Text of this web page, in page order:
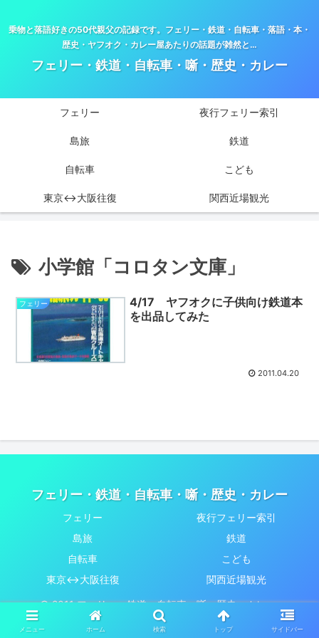
乗物と落語好きの50代親父の記録です。フェリー・鉄道・自転車・落語・本・
歴史・ヤフオク・カレー屋あたりの話題が雑然と…
フェリー・鉄道・自転車・噺・歴史・カレー
フェリー 夜行フェリー索引
島旅 鉄道
自転車 こども
東京↔大阪往復 関西近場観光
小学館「コロタン文庫」
フェリー
4/17 ヤフオクに子供向け鉄道本
を出品してみた
2011.04.20
フェリー・鉄道・自転車・噺・歴史・カレー
フェリー
夜行フェリー索引
島旅
鉄道
自転車
こども
東京↔大阪往復
関西近場観光
© 2011 フェリー・鉄道・自転車・噺・歴史・カレー.
メニュー ホーム 検索 トップ サイドバー